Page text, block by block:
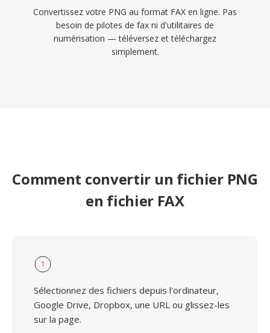
Convertissez votre PNG au format FAX en ligne. Pas
besoin de pilotes de fax ni d'utilitaires de
numérisation — téléversez et téléchargez
simplement.
Comment convertir un fichier PNG
en fichier FAX
1
Sélectionnez des fichiers depuis l'ordinateur,
Google Drive, Dropbox, une URL ou glissez-les
sur la page.